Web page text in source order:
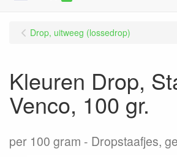
Drop, uitweeg (lossedrop)
Kleuren Drop,
Venco, 100 gr.
per 100 gram Dropstaafjes,